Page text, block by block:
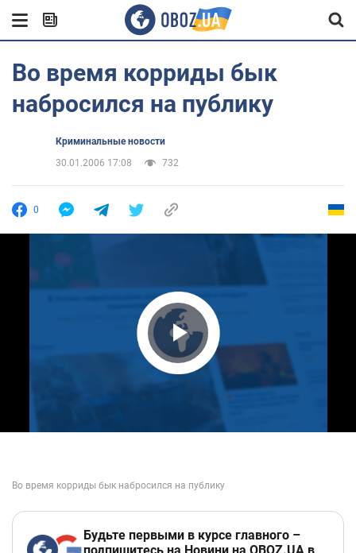
Во время корриды бык
набросился на публику
Криминальные новости
30.01.2006 17:08
732
0
Play Video
Будьте первыми в курсе главного –
подпишитесь на Новини на OBOZ.UA в